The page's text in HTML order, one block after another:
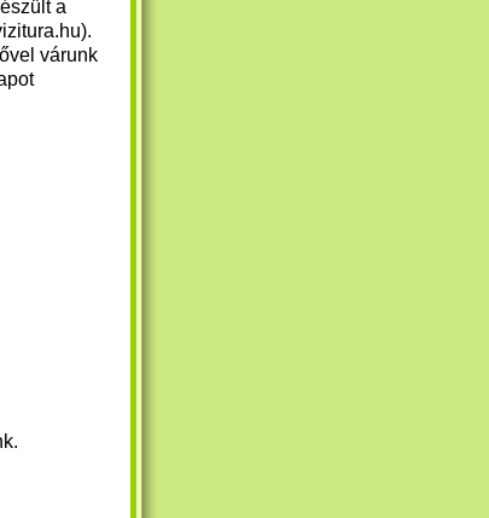
a
várunk